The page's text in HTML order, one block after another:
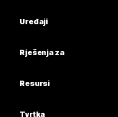
Uređaji
Rješenja za
Resursi
Tvrtka